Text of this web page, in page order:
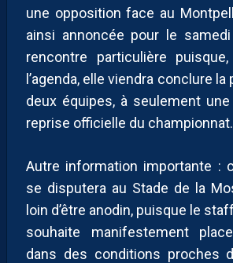
une opposition face au
ainsi annoncée pour le samedi
rencontre particulière
l’agenda, elle viendra conclure
deux équipes, à seulement
reprise officielle du championnat.
Autre information importante :
se disputera au Stade de la
loin d’être anodin, puisque le
souhaite manifestement
dans des conditions proches